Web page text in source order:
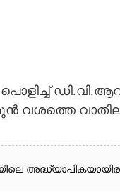
പൊളിച്ച്
മുൻ വശത്തെ